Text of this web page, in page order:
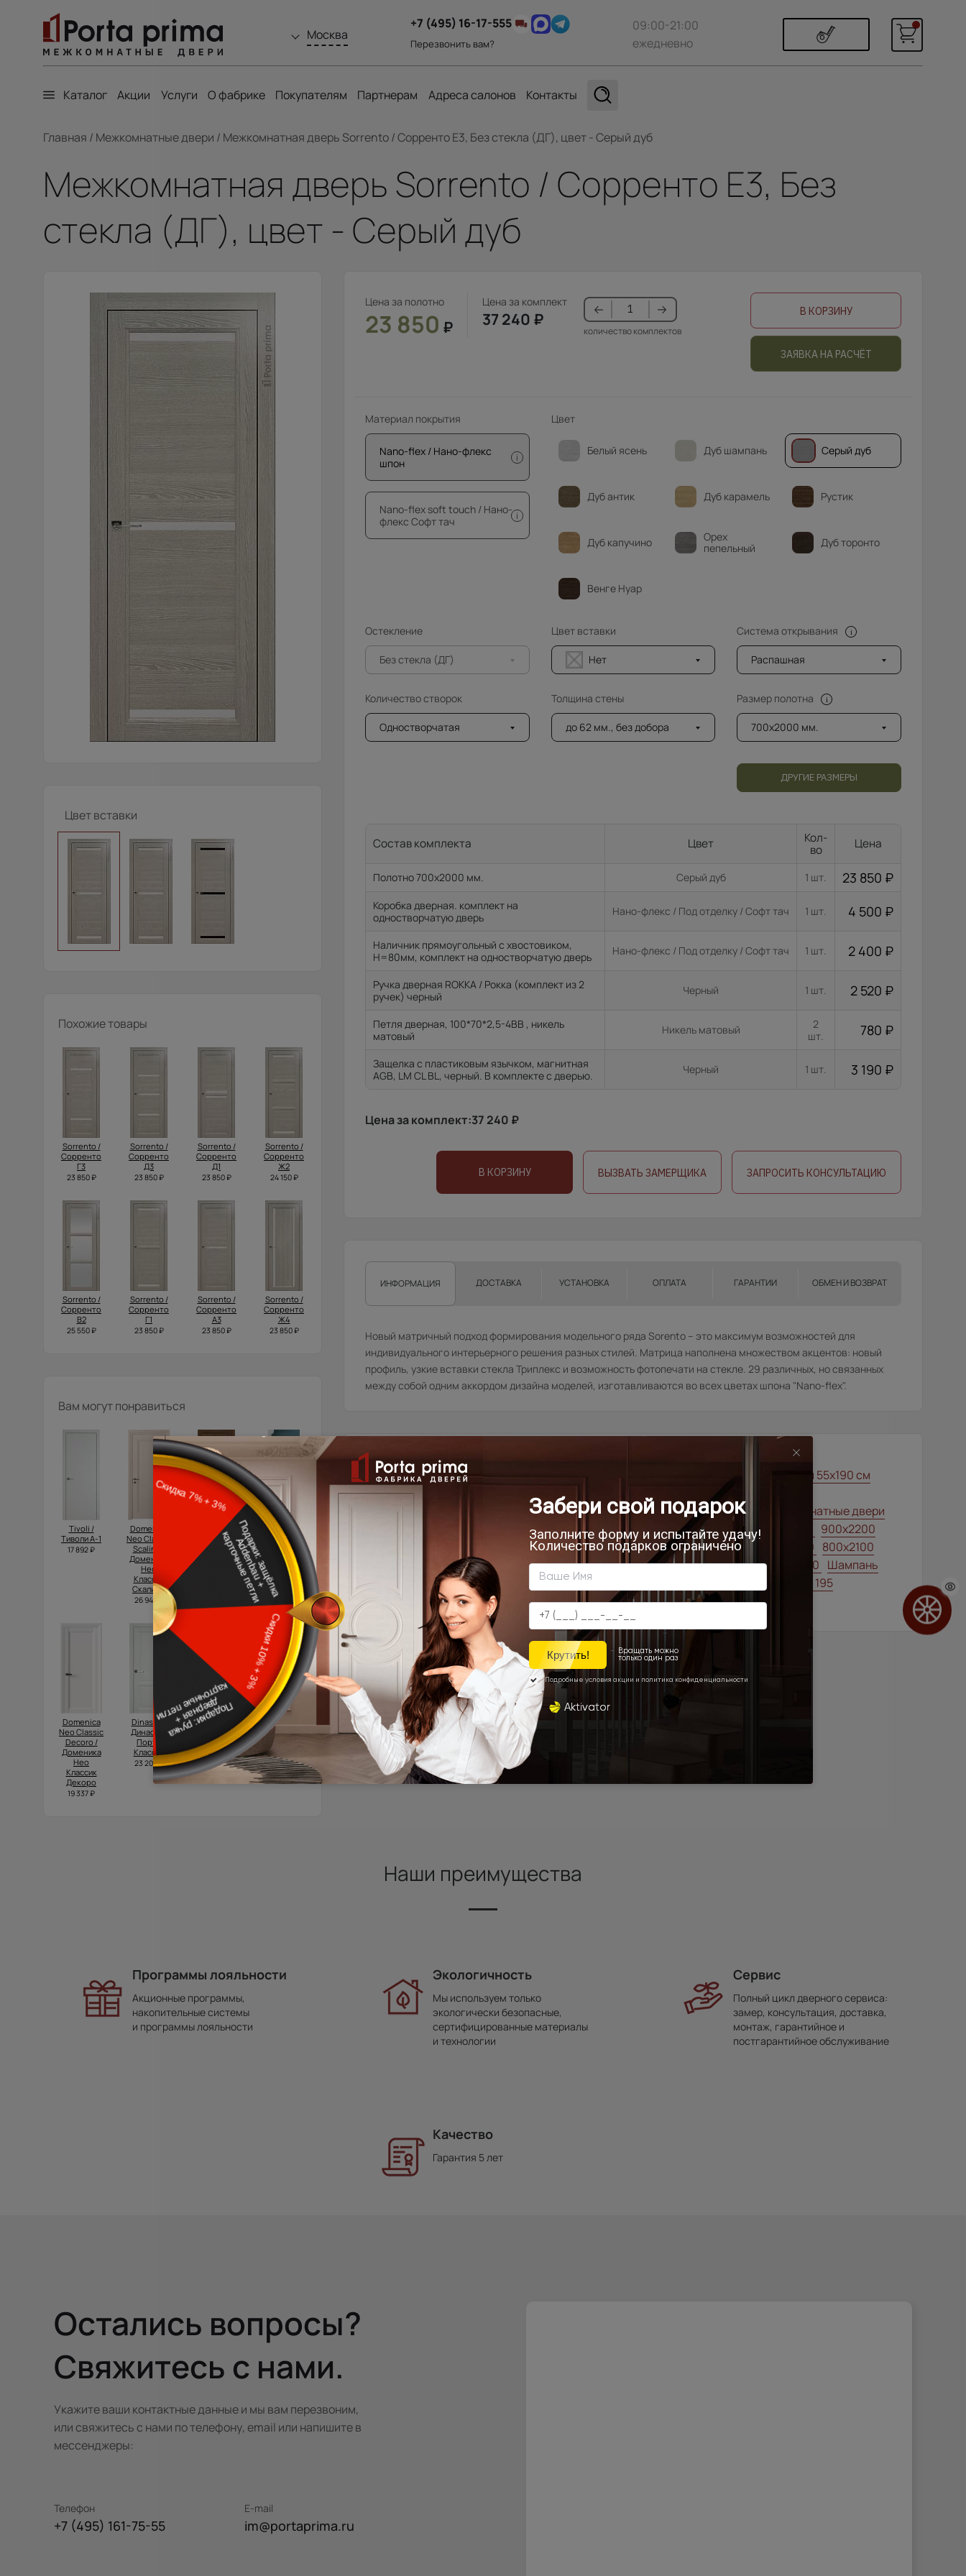
Москва
+7 (495) 16-17-555
Перезвонить вам?
09:00-21:00
ежедневно
Каталог Акции Услуги О фабрике Покупателям Партнерам Адреса салонов Контакты
Главная / Межкомнатные двери / Межкомнатная дверь Sorrento / Сорренто Е3, Без стекла (ДГ), цвет - Серый дуб
Межкомнатная дверь Sorrento / Сорренто Е3, Без
стекла (ДГ), цвет - Серый дуб
Цвет вставки
Похожие товары
Sorrento /
Сорренто
Г3
23 850 ₽
Sorrento /
Сорренто
Д3
23 850 ₽
Sorrento /
Сорренто
Д1
23 850 ₽
Sorrento /
Сорренто
Ж2
24 150 ₽
Sorrento /
Сорренто
В2
25 550 ₽
Sorrento /
Сорренто
Г1
23 850 ₽
Sorrento /
Сорренто
А3
23 850 ₽
Sorrento /
Сорренто
Ж4
23 850 ₽
Вам могут понравиться
Tivoli /
Тиволи А-1
17 892 ₽
Domenica
Neo Classic
Scalino /
Доменика
Нео
Классик
Скалино
26 945 ₽
Domenica /
Доменика
Порта
Классик
Tivoli /
Тиволи А-1
17 042 ₽
Domenica
Neo Classic
Decoro /
Доменика
Нео
Классик
Декоро
19 337 ₽
Dinastia /
Династия
Порта
Классик
23 200 ₽
Tivoli /
Тиволи З-1
32 850 ₽
Luna / Луна
32 100 ₽
Цена за полотно
23 850 ₽
Цена за комплект
37 240 ₽
количество комплектов
В КОРЗИНУ
ЗАЯВКА НА РАСЧЁТ
Материал покрытия
Nano-flex / Нано-флекс
шпон
i
Nano-flex soft touch / Нано-
флекс Софт тач
i
Цвет
Белый ясень Дуб шампань Серый дуб
Дуб антик Дуб карамель Рустик
Дуб капучино
Орех
пепельный
Дуб торонто
Венге Нуар
Остекление
Без стекла (ДГ)
Цвет вставки
Нет
Система открывания
Распашная
Количество створок
Одностворчатая
Толщина стены
до 62 мм., без добора
Размер полотна
700x2000 мм.
ДРУГИЕ РАЗМЕРЫ
Состав комплекта Цвет
Кол-
во
Цена
Полотно 700x2000 мм. Серый дуб 1 шт. 23 850 ₽
Коробка дверная. комплект на
одностворчатую дверь
Нано-флекс / Под отделку / Софт тач 1 шт. 4 500 ₽
Наличник прямоугольный с хвостовиком,
H=80мм, комплект на одностворчатую дверь
Нано-флекс / Под отделку / Софт тач 1 шт. 2 400 ₽
Ручка дверная ROKKA / Рокка (комплект из 2
ручек) черный
Черный 1 шт. 2 520 ₽
Петля дверная, 100*70*2,5-4ВВ , никель
матовый
Никель матовый
2
шт.
780 ₽
Защелка с пластиковым язычком, магнитная
AGB, LM CL BL, черный. В комплекте с дверью.
Черный 1 шт. 3 190 ₽
Цена за комплект:37 240 ₽
В КОРЗИНУ ВЫЗВАТЬ ЗАМЕРЩИКА ЗАПРОСИТЬ КОНСУЛЬТАЦИЮ
ИНФОРМАЦИЯ ДОСТАВКА УСТАНОВКА ОПЛАТА ГАРАНТИИ ОБМЕН И ВОЗВРАТ
Новый матричный подход формирования модельного ряда Sorento – это максимум возможностей для
индивидуального интерьерного решения разных стилей. Матрица наполнена множеством акцентов: новый
профиль, узкие вставки стекла Триплекс и возможность фотопечати на стекле. 29 различных, но связанных
между собой одним аккордом дизайна моделей, изготавливаются во всех цветах шпона "Nano-flex".
Товар относится к категориям:
Межкомнатные двери 55х190 см
Стильные современные межкомнатные двери
700x1900 900x2000 800x2000
900x2200
1000x2100 700x2200 900x1900 800x2100
900x2300 900x2400 1200x2000 Шампань
Высота 195
Высота 205
Наши преимущества
Программы лояльности
Акционные программы,
накопительные системы
и программы лояльности
Экологичность
Мы используем только
экологически безопасные,
сертифицированные материалы
и технологии
Сервис
Полный цикл дверного сервиса:
замер, консультация, доставка,
монтаж, гарантийное и
постгарантийное обслуживание
Качество
Гарантия 5 лет
Остались вопросы?
Свяжитесь с нами.
Укажите ваши контактные данные и мы вам перезвоним,
или свяжитесь с нами по телефону, email или напишите в
мессенджеры:
Телефон
+7 (495) 161-75-55
E-mail
im@portaprima.ru